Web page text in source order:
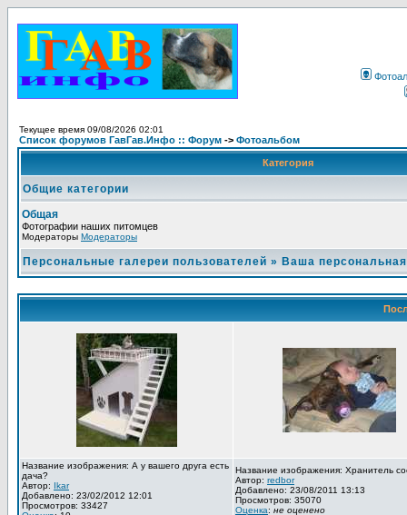
Текущее время 09/08/2026 02:01
Список форумов ГавГав.Инфо :: Форум -> Фотоальбом
Категория
Общие категории
Общая
Фотографии наших питомцев
Модераторы Модераторы
Персональные галереи пользователей » Ваша
Название изображения: А у вашего друга есть
дача?
Автор: Ikar
Добавлено: 23/02/2012 12:01
Просмотров: 33427
Название изображения: Хранитель
Автор: redbor
Добавлено: 23/08/2011 13:13
Просмотров: 35070
Оценка: не оценено